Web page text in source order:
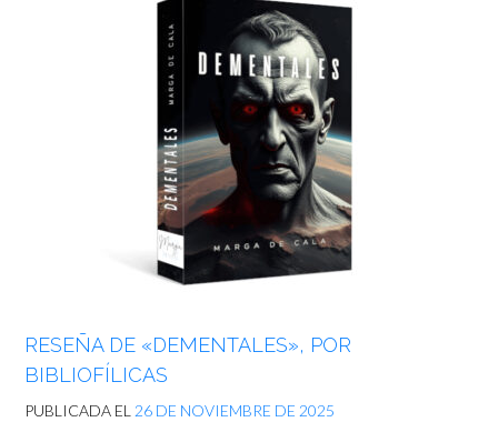
RESEÑA DE «DEMENTALES», POR
BIBLIOFÍLICAS
PUBLICADA EL 26 DE NOVIEMBRE DE 2025